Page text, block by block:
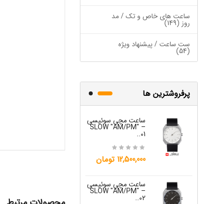
ساعت های خاص و تک / مد
روز (149)
ست ساعت / پیشنهاد ویژه
(54)
پرفروشترین ها
ساعت مچی سوئیسی
SLOW "AM/PM" –
01..
12,500,000 تومان
ساعت مچی سوئیسی
SLOW "AM/PM" –
02..
15,000,000 تومان